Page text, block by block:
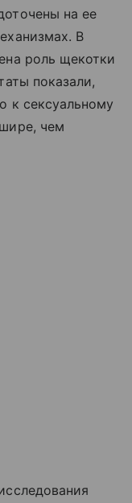
на ее
В
роль щекотки
показали,
к сексуальному
чем